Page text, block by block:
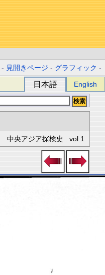
- 見開きページ - グラフィック -
日本語 English
中央アジア探検史 : vol.1